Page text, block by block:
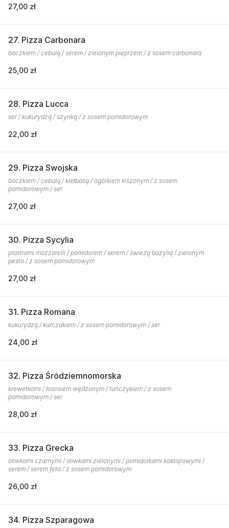
27,00 zł
27. Pizza Carbonara
boczkiem / cebulą / serem / zielonym pieprzem / z sosem carbonara
25,00 zł
28. Pizza Lucca
ser / kukurydzą / szynką / z sosem pomidorowym
22,00 zł
29. Pizza Swojska
boczkiem / cebulą / kiełbasą / ogórkiem kiszonym / z sosem
pomidorowym / ser
27,00 zł
30. Pizza Sycylia
plastrami mozzarelli / pomidorem / serem / świeżą bazylią / zielonym
pesto / z sosem pomidorowym
27,00 zł
31. Pizza Romana
kukurydzą / kurczakiem / z sosem pomidorowym / ser
24,00 zł
32. Pizza Śródziemnomorska
krewetkami / łososiem wędzonym / tuńczykiem / z sosem
pomidorowym / ser
28,00 zł
33. Pizza Grecka
oliwkami czarnymi / oliwkami zielonymi / pomidorkami koktajlowymi /
serem / serem feta / z sosem pomidorowym
26,00 zł
34. Pizza Szparagowa